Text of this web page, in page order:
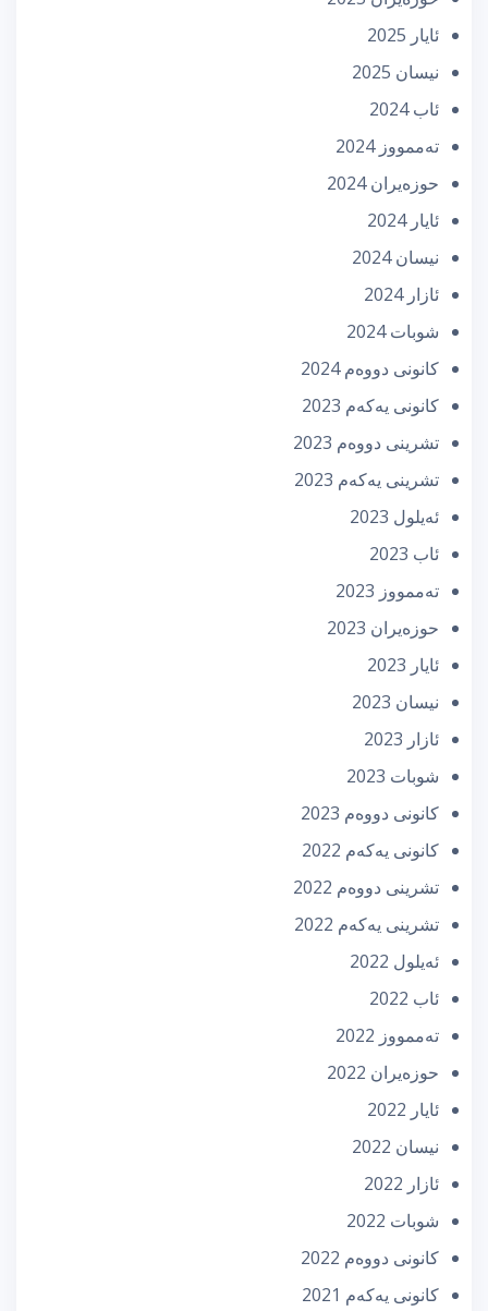
ئایار 2025
نیسان 2025
ئاب 2024
تەممووز 2024
حوزه‌یران 2024
ئایار 2024
نیسان 2024
ئازار 2024
شوبات 2024
كانونی دووه‌م 2024
كانونی یه‌كه‌م 2023
تشرینی دووه‌م 2023
تشرینی یه‌كه‌م 2023
ئه‌یلول 2023
ئاب 2023
تەممووز 2023
حوزه‌یران 2023
ئایار 2023
نیسان 2023
ئازار 2023
شوبات 2023
كانونی دووه‌م 2023
كانونی یه‌كه‌م 2022
تشرینی دووه‌م 2022
تشرینی یه‌كه‌م 2022
ئه‌یلول 2022
ئاب 2022
تەممووز 2022
حوزه‌یران 2022
ئایار 2022
نیسان 2022
ئازار 2022
شوبات 2022
كانونی دووه‌م 2022
كانونی یه‌كه‌م 2021